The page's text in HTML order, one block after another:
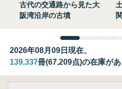
古代の交通路から見た大
阪湾沿岸の古墳
2026年08月09日現在、
139,337冊(67,209点)の在庫が